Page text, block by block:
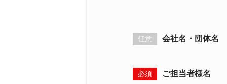
任意 会社名・団体名
必須 ご担当者様名